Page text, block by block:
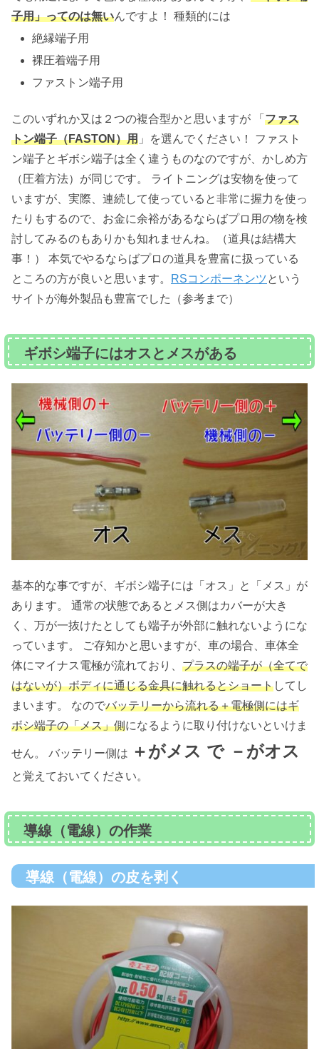
子用」ってのは無いんですよ！ 種類的には
絶縁端子用
裸圧着端子用
ファストン端子用
このいずれか又は２つの複合型かと思いますが 「 ファス
トン端子（FASTON）用 」を選んでください！ ファスト
ン端子とギボシ端子は全く違うものなのですが、かしめ方
（圧着方法）が同じです。 ライトニングは安物を使って
いますが、実際、連続して使っていると非常に握力を使っ
たりもするので、お金に余裕があるならばプロ用の物を検
討してみるのもありかも知れませんね。（道具は結構大
事！） 本気でやるならばプロの道具を豊富に扱っている
ところの方が良いと思います。
RSコンポーネンツという
サイトが海外製品も豊富でした（参考まで）
ギボシ端子にはオスとメスがある
基本的な事ですが、ギボシ端子には「オス」と「メス」が
あります。 通常の状態であるとメス側はカバーが大き
く、万が一抜けたとしても端子が外部に触れないようにな
っています。 ご存知かと思いますが、車の場合、車体全
体にマイナス電極が流れており、 プラスの端子が（全てで
はないが）ボディに通じる金具に触れるとショートしてし
まいます。 なのでバッテリーから流れる＋電極側にはギ
ボシ端子の「メス」側になるように取り付けないといけま
せん。 バッテリー側は ＋がメス で －がオス
と覚えておいてください。
導線（電線）の作業
導線（電線）の皮を剥く